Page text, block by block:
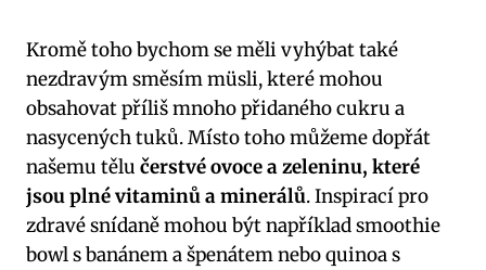
Kromě toho bychom se měli vyhýbat také
nezdravým směsím müsli, které mohou
obsahovat příliš mnoho přidaného cukru a
nasycených tuků. Místo toho můžeme dopřát
našemu tělu čerstvé ovoce a zeleninu, které
jsou plné vitaminů a minerálů. Inspirací pro
zdravé snídaně mohou být například smoothie
bowl s banánem a špenátem nebo quinoa s